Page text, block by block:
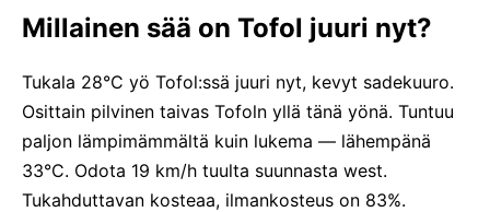
Millainen sää on Tofol juuri nyt?
Tukala 28°C yö Tofol:ssä juuri nyt, kevyt sadekuuro.
Osittain pilvinen taivas Tofoln yllä tänä yönä. Tuntuu
paljon lämpimämmältä kuin lukema — lähempänä
33°C. Odota 19 km/h tuulta suunnasta west.
Tukahduttavan kosteaa, ilmankosteus on 83%.